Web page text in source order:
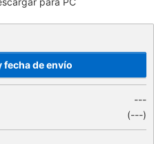
fecha de envío
---
(---)